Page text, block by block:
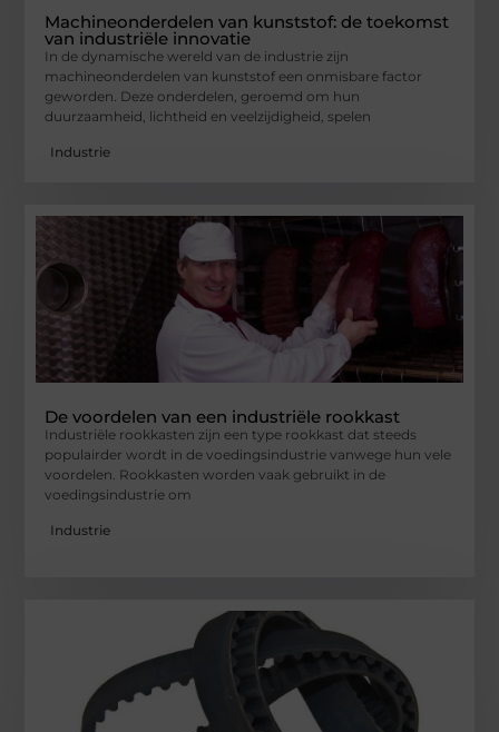
Machineonderdelen van kunststof: de toekomst
van industriële innovatie
In de dynamische wereld van de industrie zijn
machineonderdelen van kunststof een onmisbare factor
geworden. Deze onderdelen, geroemd om hun
duurzaamheid, lichtheid en veelzijdigheid, spelen
Industrie
De voordelen van een industriële rookkast
Industriële rookkasten zijn een type rookkast dat steeds
populairder wordt in de voedingsindustrie vanwege hun vele
voordelen. Rookkasten worden vaak gebruikt in de
voedingsindustrie om
Industrie